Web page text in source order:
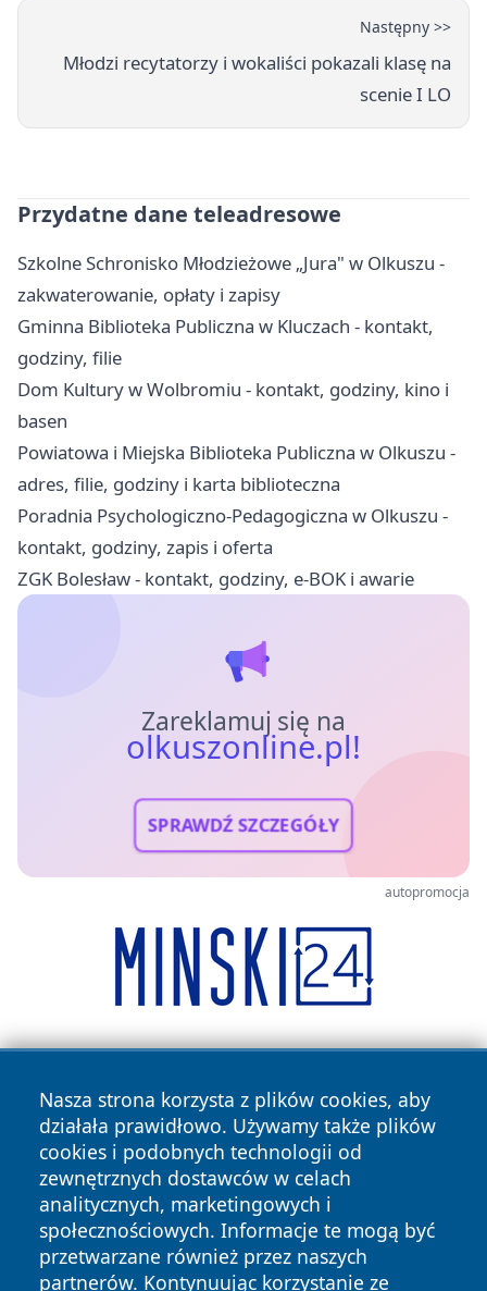
Następny >>
Młodzi recytatorzy i wokaliści pokazali klasę na
scenie I LO
Przydatne dane teleadresowe
Szkolne Schronisko Młodzieżowe „Jura" w Olkuszu -
zakwaterowanie, opłaty i zapisy
Gminna Biblioteka Publiczna w Kluczach - kontakt,
godziny, filie
Dom Kultury w Wolbromiu - kontakt, godziny, kino i
basen
Powiatowa i Miejska Biblioteka Publiczna w Olkuszu -
adres, filie, godziny i karta biblioteczna
Poradnia Psychologiczno-Pedagogiczna w Olkuszu -
kontakt, godziny, zapis i oferta
ZGK Bolesław - kontakt, godziny, e-BOK i awarie
Zareklamuj się na
olkuszonline.pl!
SPRAWDŹ SZCZEGÓŁY
autopromocja
Nasza strona korzysta z plików cookies, aby
działała prawidłowo. Używamy także plików
cookies i podobnych technologii od
zewnętrznych dostawców w celach
analitycznych, marketingowych i
społecznościowych. Informacje te mogą być
przetwarzane również przez naszych
partnerów. Kontynuując korzystanie ze
Copyright © 2026 olkuszonline.pl Wszystkie prawa
zastrzeżone.
Polityka Polityka